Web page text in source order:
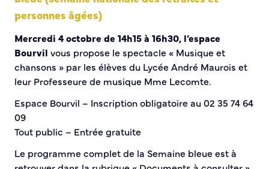
personnes âgées)
Mercredi 4 octobre de 14h15 à 16h30, l’espace
Bourvil vous propose le spectacle « Musique et
chansons » par les élèves du Lycée André Maurois et
leur Professeure de musique Mme Lecomte.
Espace Bourvil – Inscription obligatoire au 02 35 74 64
09
Tout public – Entrée gratuite
Le programme complet de la Semaine bleue est à
Aide à l’installation d’alarmes
Horaires pour le bricolage et le jardinage
Infos pratiques
Plan de Ville
Location de salles
Annuaire des services publics
DÉCOUVRIR SORTIR